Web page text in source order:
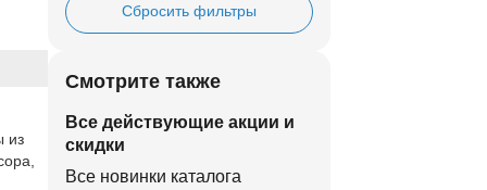
из
Сбросить фильтры
Смотрите также
Все действующие акции и
скидки
Все новинки каталога